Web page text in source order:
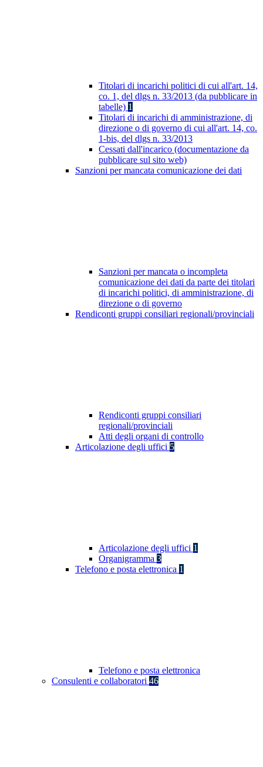
Titolari di incarichi politici di cui all'art. 14,
co. 1, del dlgs n. 33/2013 (da pubblicare in
tabelle) 1
Titolari di incarichi di amministrazione, di
direzione o di governo di cui all'art. 14, co.
1-bis, del dlgs n. 33/2013
Cessati dall'incarico (documentazione da
pubblicare sul sito web)
Sanzioni per mancata comunicazione dei dati
Sanzioni per mancata o incompleta
comunicazione dei dati da parte dei titolari
di incarichi politici, di amministrazione, di
direzione o di governo
Rendiconti gruppi consiliari regionali/provinciali
Rendiconti gruppi consiliari
regionali/provinciali
Atti degli organi di controllo
Articolazione degli uffici 5
Articolazione degli uffici 1
Organigramma 3
Telefono e posta elettronica 1
Telefono e posta elettronica
Consulenti e collaboratori 46